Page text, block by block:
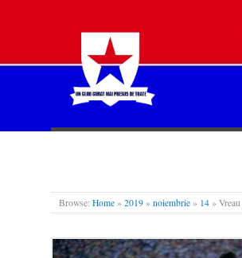
STEAUA LIBERĂ
Browse: Home » 2019 » noiembrie » 14 »